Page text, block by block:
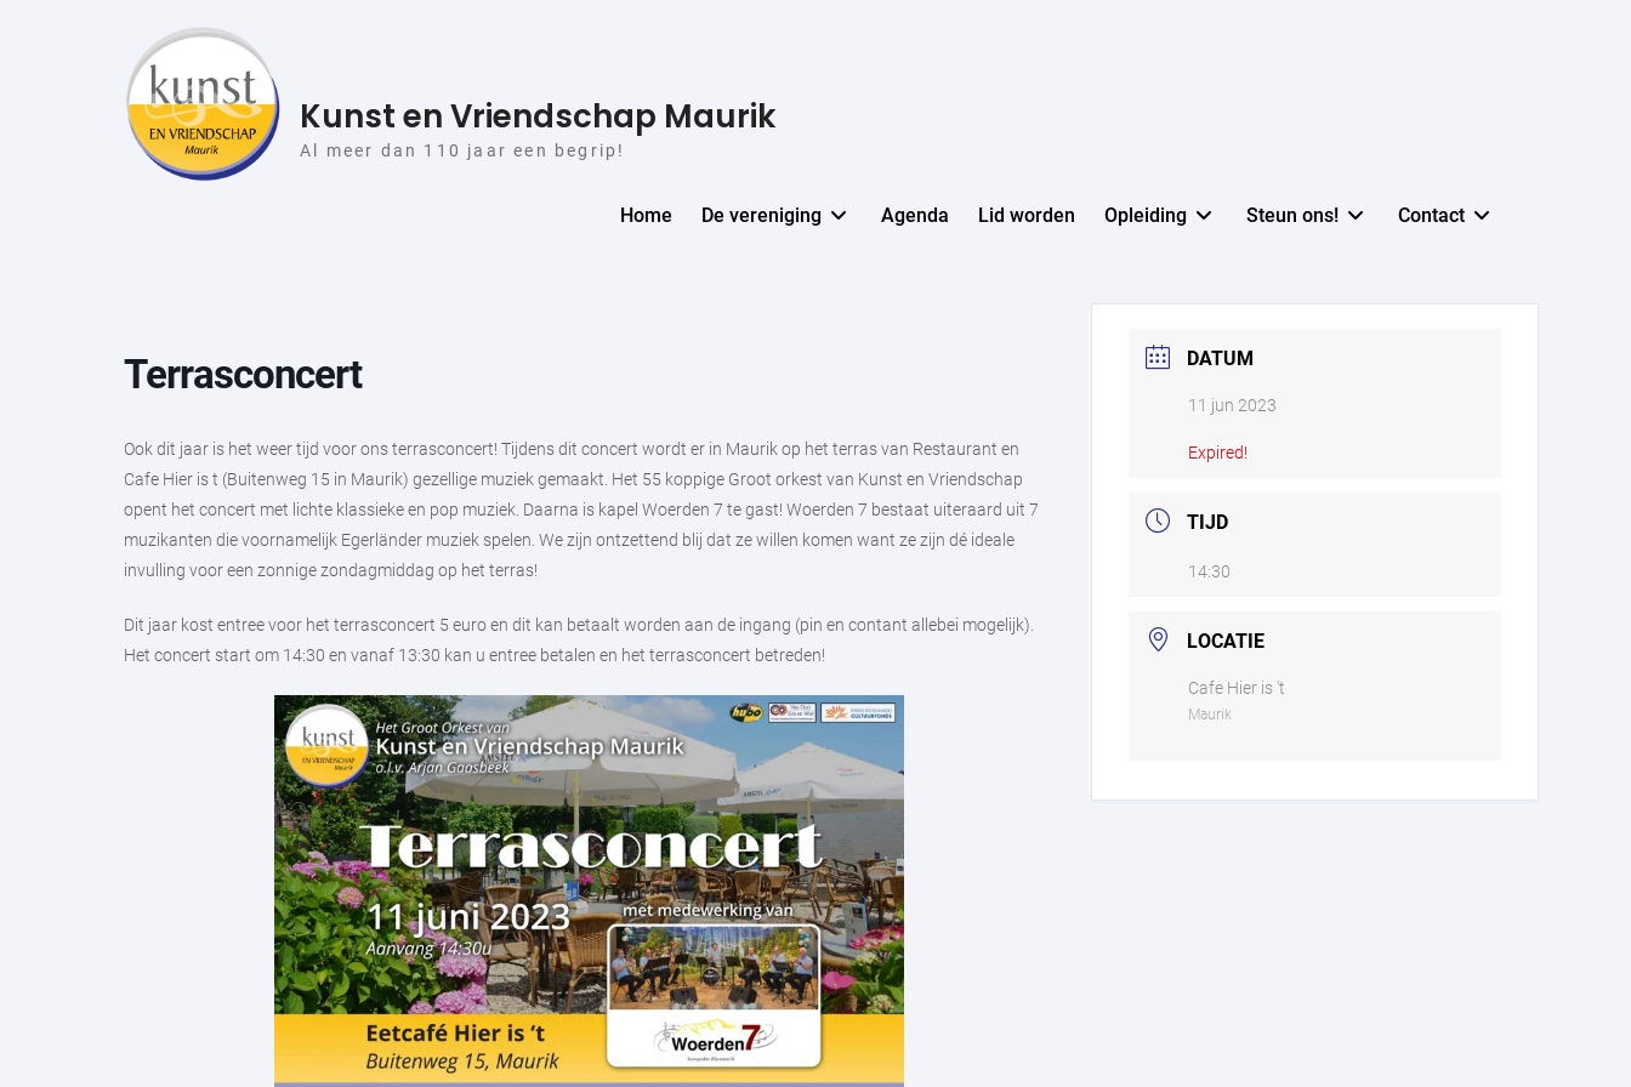
Kunst en Vriendschap Maurik
Al meer dan 110 jaar een begrip!
Home De vereniging Agenda Lid worden Opleiding Steun ons! Contact
Terrasconcert
Ook dit jaar is het weer tijd voor ons terrasconcert! Tijdens dit concert wordt er in Maurik op het terras van Restaurant en
Cafe Hier is t (Buitenweg 15 in Maurik) gezellige muziek gemaakt. Het 55 koppige Groot orkest van Kunst en Vriendschap
opent het concert met lichte klassieke en pop muziek. Daarna is kapel Woerden 7 te gast! Woerden 7 bestaat uiteraard uit 7
muzikanten die voornamelijk Egerländer muziek spelen. We zijn ontzettend blij dat ze willen komen want ze zijn dé ideale
invulling voor een zonnige zondagmiddag op het terras!
Dit jaar kost entree voor het terrasconcert 5 euro en dit kan betaalt worden aan de ingang (pin en contant allebei mogelijk).
Het concert start om 14:30 en vanaf 13:30 kan u entree betalen en het terrasconcert betreden!
DATUM
11 jun 2023
Expired!
TIJD
14:30
LOCATIE
Cafe Hier is 't
Maurik